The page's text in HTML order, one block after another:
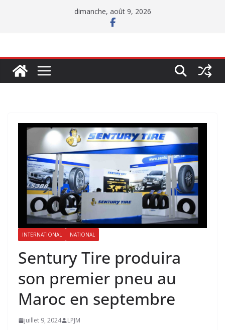
dimanche, août 9, 2026
INTERNATIONAL NATIONAL
Sentury Tire produira
son premier pneu au
Maroc en septembre
juillet 9, 2024 LPJM